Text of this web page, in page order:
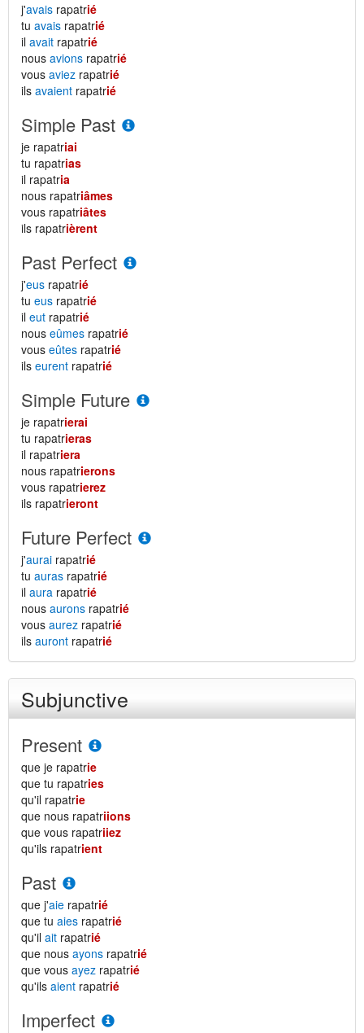
j'avais rapatrié
tu avais rapatrié
il avait rapatrié
nous avions rapatrié
vous aviez rapatrié
ils avaient rapatrié
Simple Past
je rapatriai
tu rapatrias
il rapatria
nous rapatriâmes
vous rapatriâtes
ils rapatrièrent
Past Perfect
j'eus rapatrié
tu eus rapatrié
il eut rapatrié
nous eûmes rapatrié
vous eûtes rapatrié
ils eurent rapatrié
Simple Future
je rapatrierai
tu rapatrieras
il rapatriera
nous rapatrierons
vous rapatrierez
ils rapatrieront
Future Perfect
j'aurai rapatrié
tu auras rapatrié
il aura rapatrié
nous aurons rapatrié
vous aurez rapatrié
ils auront rapatrié
Subjunctive
Present
que je rapatrie
que tu rapatries
qu'il rapatrie
que nous rapatriions
que vous rapatriiez
qu'ils rapatrient
Past
que j'aie rapatrié
que tu aies rapatrié
qu'il ait rapatrié
que nous ayons rapatrié
que vous ayez rapatrié
qu'ils aient rapatrié
Imperfect